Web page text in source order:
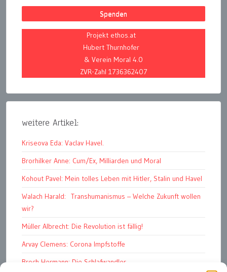
Spenden
Projekt ethos.at
Hubert Thurnhofer
& Verein Moral 4.0
ZVR-Zahl 1736362407
weitere Artikel:
Kriseova Eda: Vaclav Havel.
Brorhilker Anne: Cum/Ex, Milliarden und Moral
Kohout Pavel: Mein tolles Leben mit Hitler, Stalin und Havel
Walach Harald: Transhumanismus – Welche Zukunft wollen
wir?
Müller Albrecht: Die Revolution ist fällig!
Arvay Clemens: Corona Impfstoffe
Broch Hermann: Die Schlafwandler